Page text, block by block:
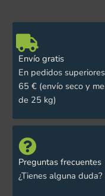
Envío gratis
En pedidos
65 € (envío seco y
de 25 kg)
Preguntas frecuentes
¿Tienes alguna duda?